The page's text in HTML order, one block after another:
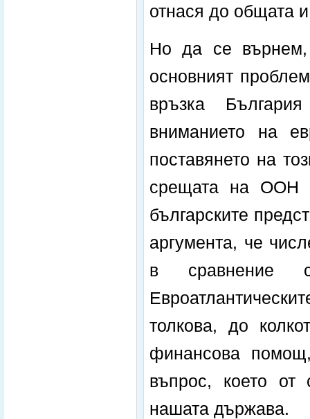
отнася до общата
Но да се
основният
връзка
вниманието на
поставянето на
срещата на ООН
българските
аргумента, че
в сравнение
толкова, до
финансова
въпрос, което от
нашата държава.